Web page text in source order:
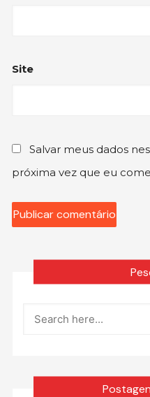
Site
Salvar meus dados
próxima vez que eu